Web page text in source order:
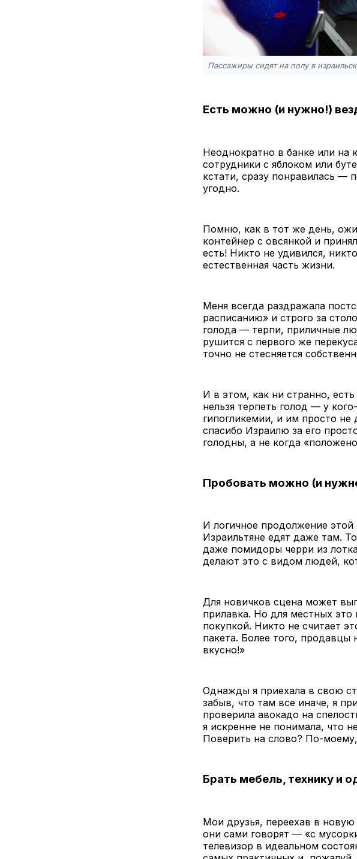
Пассажиры сидят на полу в
Есть можно (и нужно!)
Неоднократно в банке или на
сотрудники с яблоком или
кстати, сразу понравилась —
угодно.
Помню, как в тот же день,
контейнер с овсянкой и
есть! Никто не удивился,
естественная часть жизни.
Меня всегда раздражала
расписанию» и строго за
голода — терпи, приличные
рушится с первого же
точно не стесняется
И в этом, как ни странно,
нельзя терпеть голод — у
гипогликемии, и им просто
спасибо Израилю за его
голодны, а не когда
Пробовать можно (и
И логичное продолжение
Израильтяне едят даже там.
даже помидоры черри из
делают это с видом людей,
Для новичков сцена может
прилавка. Но для местных это
покупкой. Никто не считает
пакета. Более того,
вкусно!»
Однажды я приехала в свою
забыв, что там все иначе, я
проверила авокадо на
я искренне не понимала, что
Поверить на слово? По-
Брать мебель, технику и
Мои друзья, переехав в
они сами говорят — «с
телевизор в идеальном